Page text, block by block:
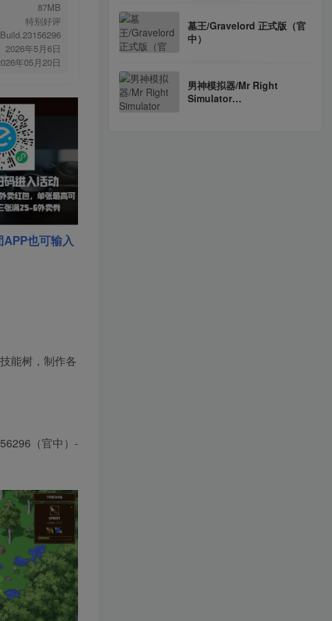
87MB
特别好评
Build.23156296
2026年5月6日
年05月20日
也可输入
能树，制作各
墓王/Gravelord 正式版（官
中）
男神模拟器/Mr Right
Simulator